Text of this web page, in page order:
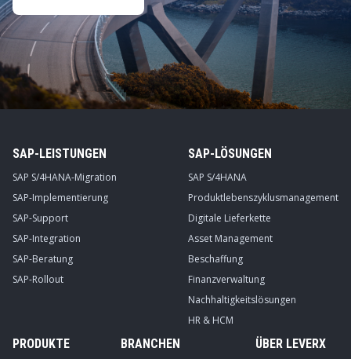
SAP-LEISTUNGEN
SAP S/4HANA-Migration
SAP-Implementierung
SAP-Support
SAP-Integration
SAP-Beratung
SAP-Rollout
SAP-LÖSUNGEN
SAP S/4HANA
Produktlebenszyklusmanagement
Digitale Lieferkette
Asset Management
Beschaffung
Finanzverwaltung
Nachhaltigkeitslösungen
HR & HCM
PRODUKTE BRANCHEN ÜBER LEVERX